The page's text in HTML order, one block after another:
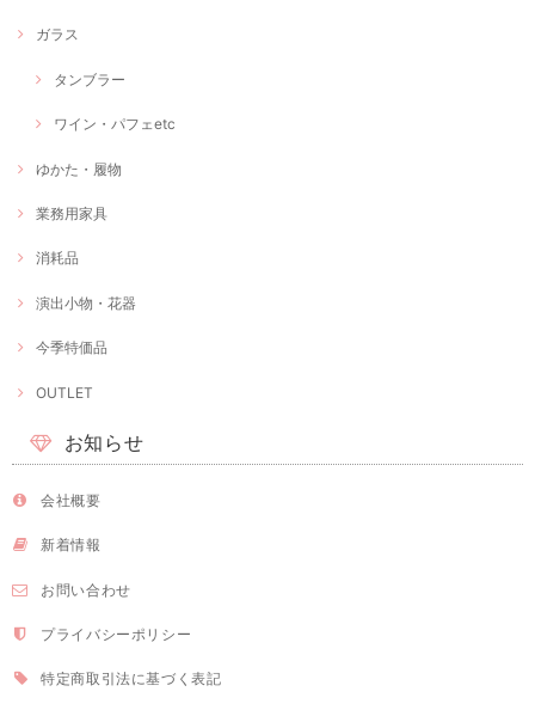
ガラス
タンブラー
ワイン・パフェetc
ゆかた・履物
業務用家具
消耗品
演出小物・花器
今季特価品
OUTLET
お知らせ
会社概要
新着情報
お問い合わせ
プライバシーポリシー
特定商取引法に基づく表記